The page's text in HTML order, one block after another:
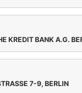
KREDIT BANK A.G.
7-9, BERLIN